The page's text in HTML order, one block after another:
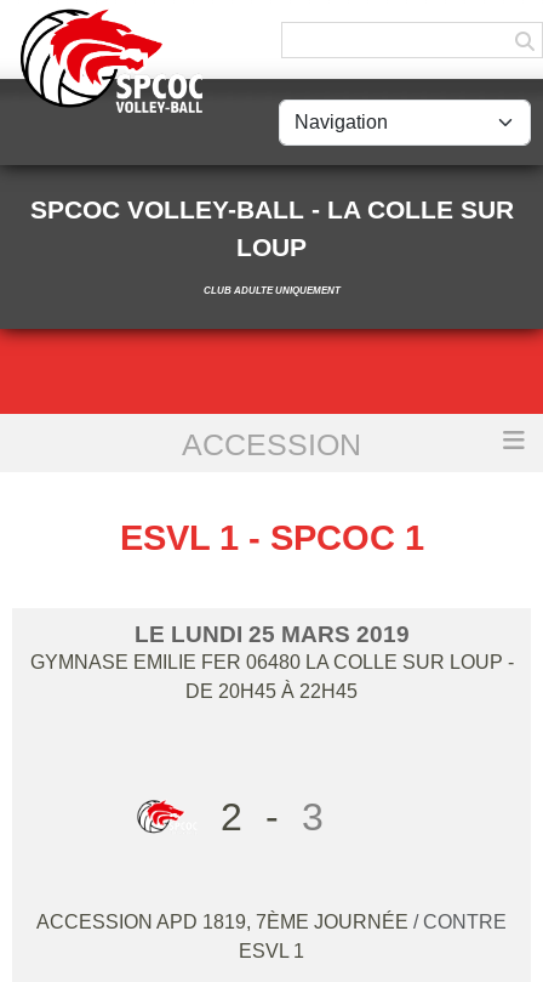
SPCOC VOLLEY-BALL - LA COLLE SUR
LOUP
CLUB ADULTE UNIQUEMENT
ACCESSION
ESVL 1 - SPCOC 1
ESVL 1 - SPCOC 1
LE LUNDI 25 MARS 2019
GYMNASE EMILIE FER 06480 LA COLLE SUR LOUP -
DE 20H45 À 22H45
2 - 3
ACCESSION APD 1819, 7ÈME JOURNÉE / CONTRE
ESVL 1
Panneau de gestion des cookies